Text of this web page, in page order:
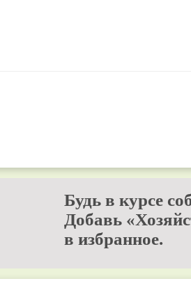
Будь в курсе
Добавь
в избранное.